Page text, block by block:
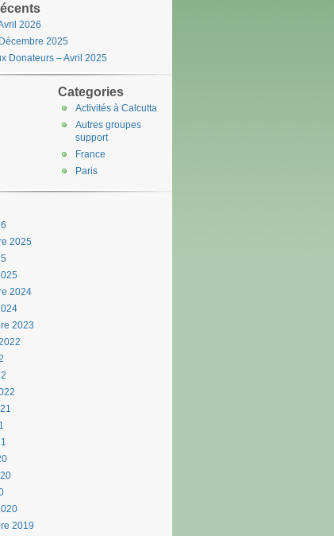
2026
2025
Donateurs – Avril 2025
Categories
Activités à Calcutta
Autres groupes
support
France
Paris
2025
2024
2023
2019